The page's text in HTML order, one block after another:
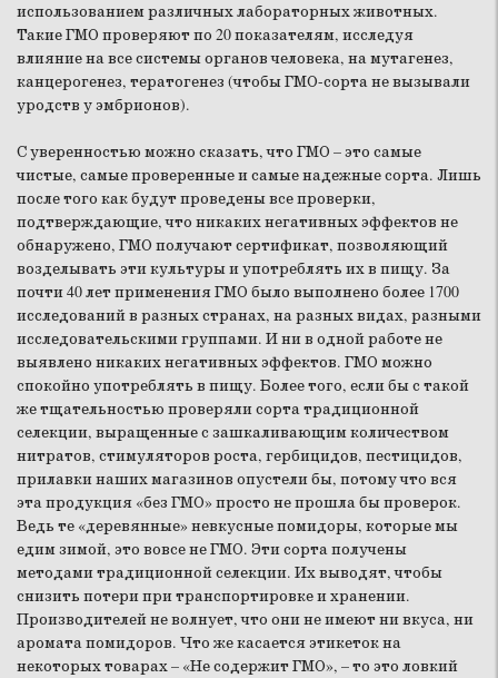
использованием различных лабораторных животных.
Такие ГМО проверяют по 20 показателям, исследуя
влияние на все системы органов человека, на мутагенез,
канцерогенез, тератогенез (чтобы ГМО-сорта не вызывали
уродств у эмбрионов).
С уверенностью можно сказать, что ГМО – это самые
чистые, самые проверенные и самые надежные сорта. Лишь
после того как будут проведены все проверки,
подтверждающие, что никаких негативных эффектов не
обнаружено, ГМО получают сертификат, позволяющий
возделывать эти культуры и употреблять их в пищу. За
почти 40 лет применения ГМО было выполнено более 1700
исследований в разных странах, на разных видах, разными
исследовательскими группами. И ни в одной работе не
выявлено никаких негативных эффектов. ГМО можно
спокойно употреблять в пищу. Более того, если бы с такой
же тщательностью проверяли сорта традиционной
селекции, выращенные с зашкаливающим количеством
нитратов, стимуляторов роста, гербицидов, пестицидов,
прилавки наших магазинов опустели бы, потому что вся
эта продукция «без ГМО» просто не прошла бы проверок.
Ведь те «деревянные» невкусные помидоры, которые мы
едим зимой, это вовсе не ГМО. Эти сорта получены
методами традиционной селекции. Их выводят, чтобы
снизить потери при транспортировке и хранении.
Производителей не волнует, что они не имеют ни вкуса, ни
аромата помидоров. Что же касается этикеток на
некоторых товарах – «Не содержит ГМО», – то это ловкий